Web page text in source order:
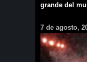
grande del
7 de agosto,